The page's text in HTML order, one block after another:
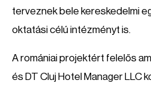
terveznek bele kereskedelmi
oktatási célú intézményt is.
A romániai projektért felelős
és DT Cluj Hotel Manager LLC